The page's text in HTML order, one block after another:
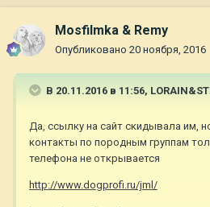
Mosfilmka & Remy
Опубликовано 20 ноября, 2016
В 20.11.2016 в 11:56,
Да, ссылку на сайт скидывала им,
контакты по породным группам
телефона не открывается
http://www.dogprofi.ru/jml/